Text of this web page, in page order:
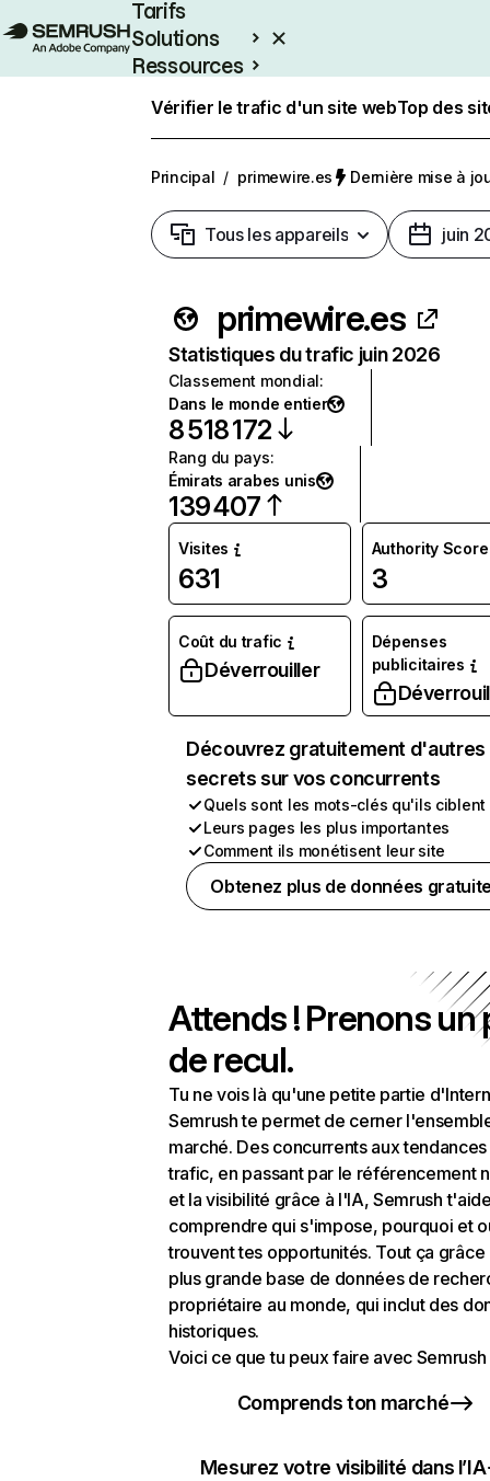
Tarifs
Solutions
Ressources
Vérifier le trafic d'un site webTop des
Principal / primewire.es Dernière mise à
Tous les appareils juin
primewire.es
Statistiques du trafic juin 2026
Classement mondial:
Dans le monde entier
8 518 172
Rang du pays:
Émirats arabes unis
139 407
Visites
631
Authority Score
3
Coût du trafic
Déverrouiller
Dépenses
publicitaires
Découvrez gratuitement d'autres
secrets sur vos concurrents
Quels sont les mots-clés qu'ils ciblent
Leurs pages les plus importantes
Comment ils monétisent leur site
Obtenez plus de données
Attends ! Prenons un
de recul.
Tu ne vois là qu'une petite partie
Semrush te permet de cerner
marché. Des concurrents aux
trafic, en passant par le référencement
et la visibilité grâce à l'IA, Semrush
comprendre qui s'impose, pourquoi et
trouvent tes opportunités. Tout ça grâce
plus grande base de données de
propriétaire au monde, qui inclut des
historiques.
Voici ce que tu peux faire avec Semrush
Comprends ton marché
Mesurez votre visibilité dans l’IA